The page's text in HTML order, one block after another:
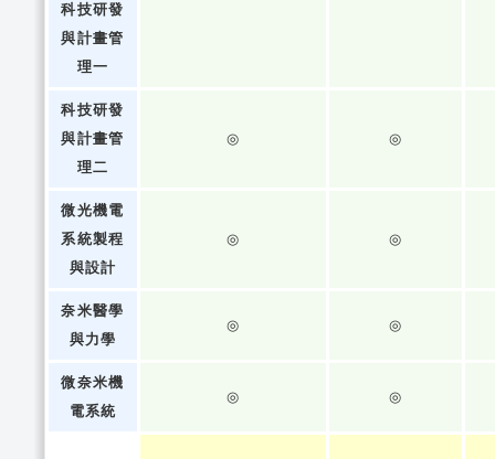
科技研發
與計畫管
理一
科技研發
與計畫管
理二
◎ ◎
微光機電
系統製程
與設計
◎ ◎
奈米醫學
與力學
◎ ◎
微奈米機
電系統
◎ ◎